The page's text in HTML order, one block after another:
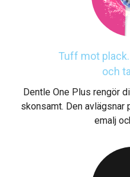
Tuff mot
och
Dentle One Plus rengör
skonsamt. Den avlägsnar
emalj